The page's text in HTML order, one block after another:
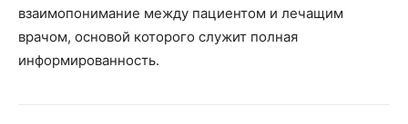
взаимопонимание между пациентом и лечащим
врачом, основой которого служит полная
информированность.